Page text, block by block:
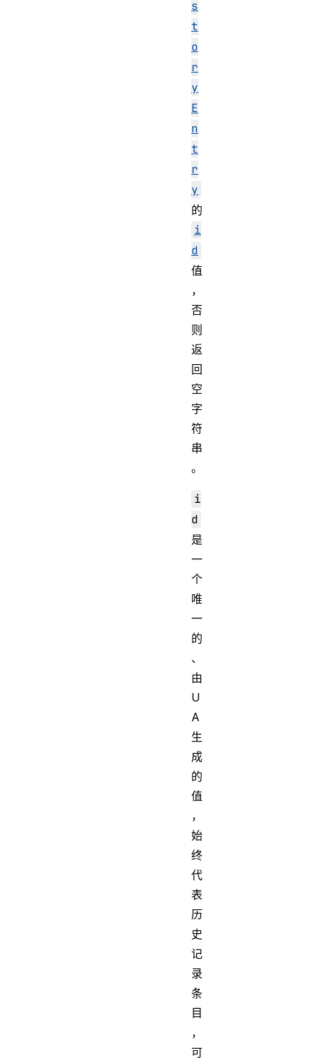
s
t
o
r
y
E
n
t
r
y
的
i
d
值
，
否
则
返
回
空
字
符
串
。
i
d
是
一
个
唯
一
的
、
由
U
A
生
成
的
值
，
始
终
代
表
历
史
记
录
条
目
，
可